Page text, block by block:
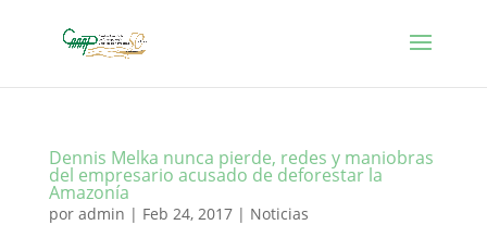
Dennis Melka nunca pierde, redes y maniobras
del empresario acusado de deforestar la
Amazonía
por admin | Feb 24, 2017| Noticias